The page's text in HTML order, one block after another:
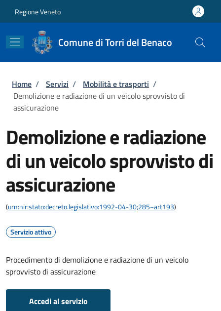
Regione Veneto
Comune di Torri del Benaco
Briciole di pane
Home / Servizi / Mobilità e trasporti /
Demolizione e radiazione di un veicolo sprovvisto di
assicurazione
Demolizione e radiazione
di un veicolo sprovvisto di
assicurazione
(urn:nir:stato:decreto.legislativo:1992-04-30;285~art193)
Servizio attivo
Procedimento di demolizione e radiazione di un veicolo
sprovvisto di assicurazione
Accedi al servizio